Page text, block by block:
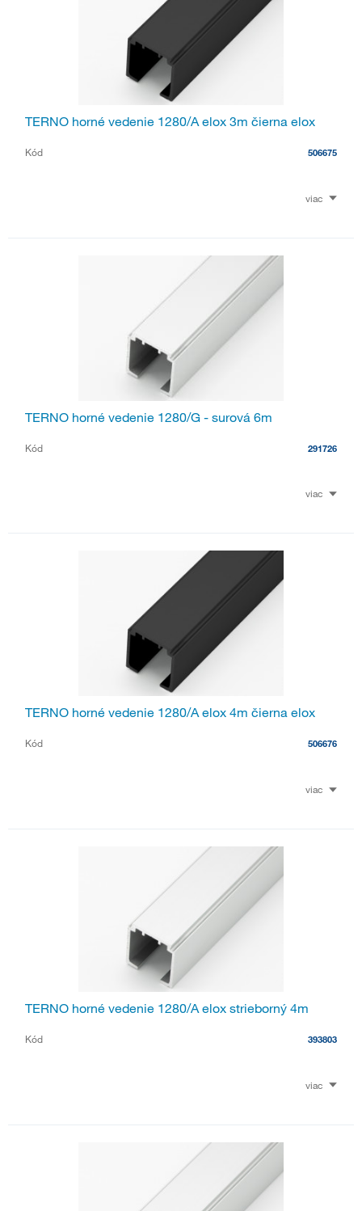
TERNO horné vedenie 1280/A elox 3m čierna elox
Kód 506675
viac
TERNO horné vedenie 1280/G - surová 6m
Kód 291726
viac
TERNO horné vedenie 1280/A elox 4m čierna elox
Kód 506676
viac
TERNO horné vedenie 1280/A elox strieborný 4m
Kód 393803
viac